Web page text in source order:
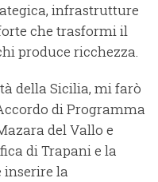
infrastrutture
che trasformi il
produce ricchezza.
della Sicilia, mi farò
di Programma
del Vallo e
di Trapani e la
inserire la